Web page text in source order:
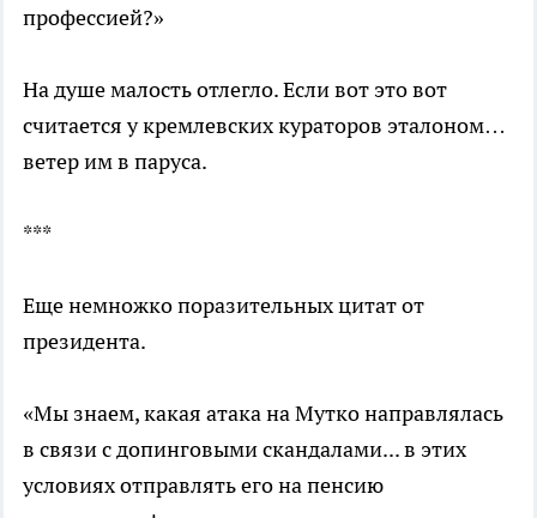
профессией?»
На душе малость отлегло. Если вот это вот
считается у кремлевских кураторов эталоном…
ветер им в паруса.
***
Еще немножко поразительных цитат от
президента.
«Мы знаем, какая атака на Мутко направлялась
в связи с допинговыми скандалами... в этих
условиях отправлять его на пенсию